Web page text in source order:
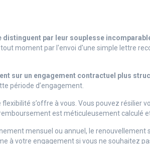
distinguent par leur souplesse
moment par l'envoi d'une simple lettre
sur un engagement contractuel plus
période d’engagement.
s’offre à vous. Vous pouvez
est méticuleusement calculé
mensuel ou annuel, le
à votre engagement si vous ne souhaitez